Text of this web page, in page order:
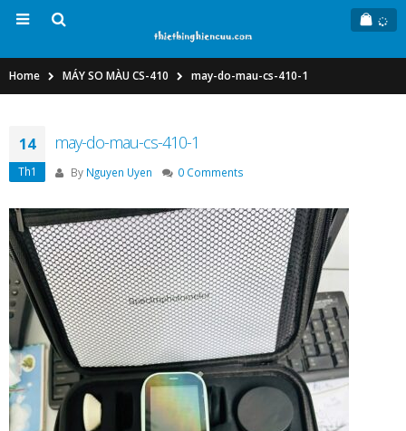
Home MÁY SO MÀU CS-410 may-do-mau-cs-410-1
14
Th1
may-do-mau-cs-410-1
By Nguyen Uyen 0 Comments